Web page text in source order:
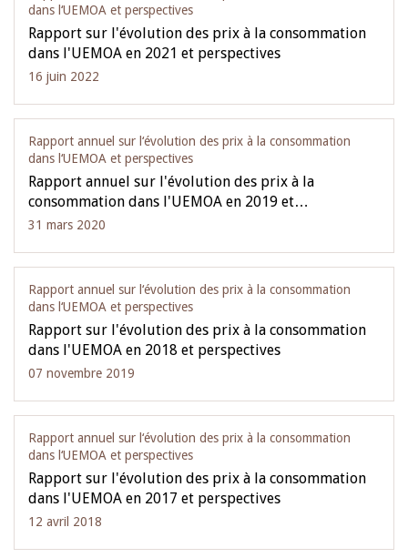
dans l‘UEMOA et perspectives
Rapport sur l'évolution des prix à la consommation
dans l'UEMOA en 2021 et perspectives
16 juin 2022
Rapport annuel sur l‘évolution des prix à la consommation
dans l‘UEMOA et perspectives
Rapport annuel sur l'évolution des prix à la
consommation dans l'UEMOA en 2019 et…
31 mars 2020
Rapport annuel sur l‘évolution des prix à la consommation
dans l‘UEMOA et perspectives
Rapport sur l'évolution des prix à la consommation
dans l'UEMOA en 2018 et perspectives
07 novembre 2019
Rapport annuel sur l‘évolution des prix à la consommation
dans l‘UEMOA et perspectives
Rapport sur l'évolution des prix à la consommation
dans l'UEMOA en 2017 et perspectives
12 avril 2018